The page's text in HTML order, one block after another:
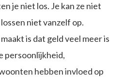
je niet los. Je kan ze niet
niet vanzelf op.
is dat geld veel meer is
persoonlijkheid,
hebben invloed op